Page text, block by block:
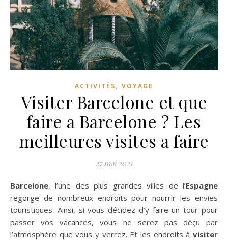
ACTIVITÉS, VOYAGE
Visiter Barcelone et que
faire a Barcelone ? Les
meilleures visites a faire
27 mai 2021
Barcelone, l’une des plus grandes villes de l’Espagne
regorge de nombreux endroits pour nourrir les envies
touristiques. Ainsi, si vous décidez d’y faire un tour pour
passer vos vacances, vous ne serez pas déçu par
l’atmosphère que vous y verrez. Et les endroits à visiter